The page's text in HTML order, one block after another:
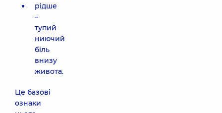
рідше
–
тупий
ниючий
біль
внизу
живота.
Це базові
ознаки